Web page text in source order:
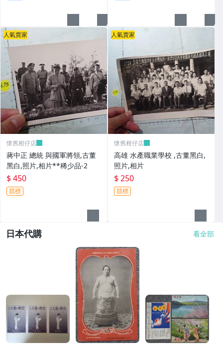
人氣賣家
懷舊柑仔店
蔣中正 總統 與國軍將領,古董
黑白,照片,相片**稀少品-2
$ 450
競標
人氣賣家
懷舊柑仔店
高雄 水產職業學校 ,古董黑白,
照片,相片
$ 250
競標
日本代購 看全部